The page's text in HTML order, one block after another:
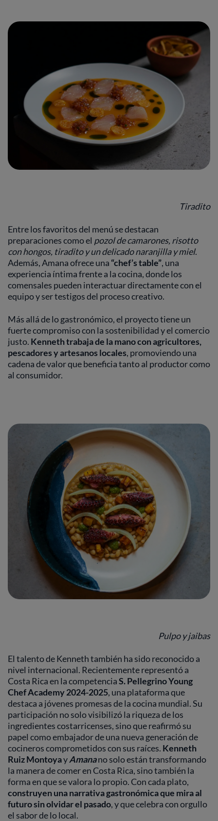
Tiradito
Entre los favoritos del menú se destacan
preparaciones como el pozol de camarones, risotto
con hongos, tiradito y un delicado naranjilla y miel.
Además, Amana ofrece una “chef’s table”, una
experiencia íntima frente a la cocina, donde los
comensales pueden interactuar directamente con el
equipo y ser testigos del proceso creativo.
Más allá de lo gastronómico, el proyecto tiene un
fuerte compromiso con la sostenibilidad y el comercio
justo. Kenneth trabaja de la mano con agricultores,
pescadores y artesanos locales, promoviendo una
cadena de valor que beneficia tanto al productor como
al consumidor.
Pulpo y jaibas
El talento de Kenneth también ha sido reconocido a
nivel internacional. Recientemente representó a
Costa Rica en la competenciaS. Pellegrino Young
Chef Academy 2024-2025, una plataforma que
destaca a jóvenes promesas de la cocina mundial. Su
participación no solo visibilizó la riqueza de los
ingredientes costarricenses, sino que reafirmó su
papel como embajador de una nueva generación de
cocineros comprometidos con sus raíces. Kenneth
Ruiz MontoyayAmanano solo están transformando
la manera de comer en Costa Rica, sino también la
forma en que se valora lo propio. Con cada plato,
construyen una narrativa gastronómica que mira al
futuro sin olvidar el pasado, y que celebra con orgullo
el sabor de lo local.